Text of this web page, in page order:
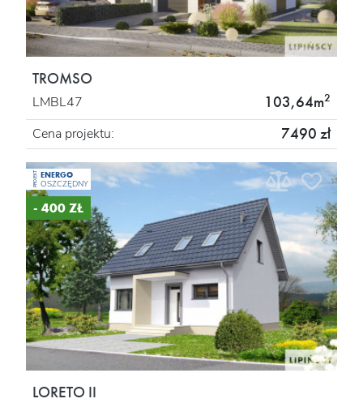
TROMSO
LMBL47 103,64m2
Cena projektu: 7490 zł
PROJEKT ENERGO
OSZCZĘDNY
- 400 ZŁ
LORETO II